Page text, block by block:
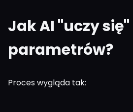
Jak AI "uczy
parametrów?
Proces wygląda tak: